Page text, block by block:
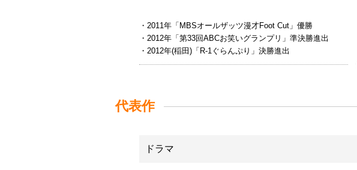
・2011年「MBSオールザッツ漫才Foot Cut」優勝
・2012年「第33回ABCお笑いグランプリ」準決勝進出
・2012年(稲田)「R-1ぐらんぷり」決勝進出
代表作
ドラマ